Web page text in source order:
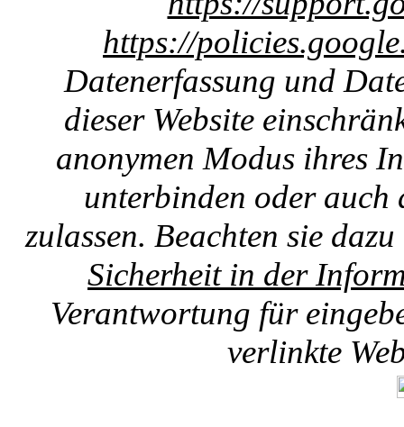
https://
Datenerfassung und
dieser Website
anonymen Modus ihres
unterbinden oder auch
zulassen. Beachten sie
Sicherheit in der
Verantwortung für
verlinkte